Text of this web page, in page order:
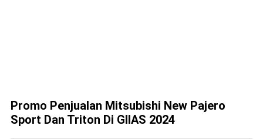
Promo Penjualan Mitsubishi New Pajero
Sport Dan Triton Di GIIAS 2024